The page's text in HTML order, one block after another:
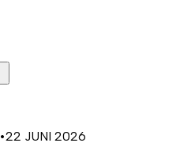
•22 JUNI 2026